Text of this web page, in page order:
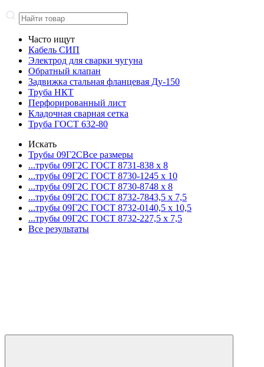
Часто ищут
Кабель СИП
Электрод для сварки чугуна
Обратный клапан
Задвижка стальная фланцевая Ду-150
Труба НКТ
Перфорированный лист
Кладочная сварная сетка
Труба ГОСТ 632-80
Искать
Трубы 09Г2СВсе размеры
...трубы 09Г2С ГОСТ 8731-838 x 8
...трубы 09Г2С ГОСТ 8730-1245 x 10
...трубы 09Г2С ГОСТ 8730-8748 x 8
...трубы 09Г2С ГОСТ 8732-7843,5 x 7,5
...трубы 09Г2С ГОСТ 8732-0140,5 x 10,5
...трубы 09Г2С ГОСТ 8732-227,5 x 7,5
Все результаты